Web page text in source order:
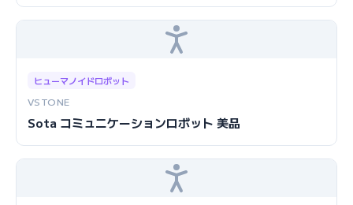
ヒューマノイドロボット
VSTONE
Sota コミュニケーションロボット 美品